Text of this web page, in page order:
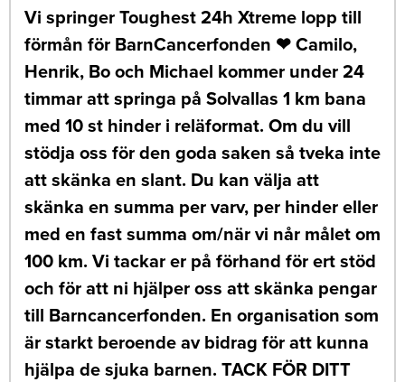
Vi springer Toughest 24h Xtreme lopp till
förmån för BarnCancerfonden ❤ Camilo,
Henrik, Bo och Michael kommer under 24
timmar att springa på Solvallas 1 km bana
med 10 st hinder i reläformat. Om du vill
stödja oss för den goda saken så tveka inte
att skänka en slant. Du kan välja att
skänka en summa per varv, per hinder eller
med en fast summa om/när vi når målet om
100 km. Vi tackar er på förhand för ert stöd
och för att ni hjälper oss att skänka pengar
till Barncancerfonden. En organisation som
är starkt beroende av bidrag för att kunna
hjälpa de sjuka barnen. TACK FÖR DITT